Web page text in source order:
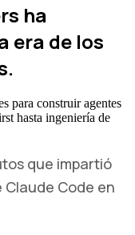
ha
era de los
para construir agentes
hasta ingeniería de
que impartió
Claude Code en